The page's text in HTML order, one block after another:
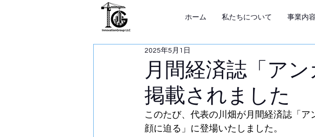
ホーム 私たちについて 事業内容
月間経済誌「ア
掲載されました
2025年5月1日
このたび、代表の川畑が月間経済誌「
顔に迫る」に登場いたしました。